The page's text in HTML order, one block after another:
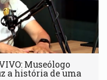
Museólogo
a história de uma